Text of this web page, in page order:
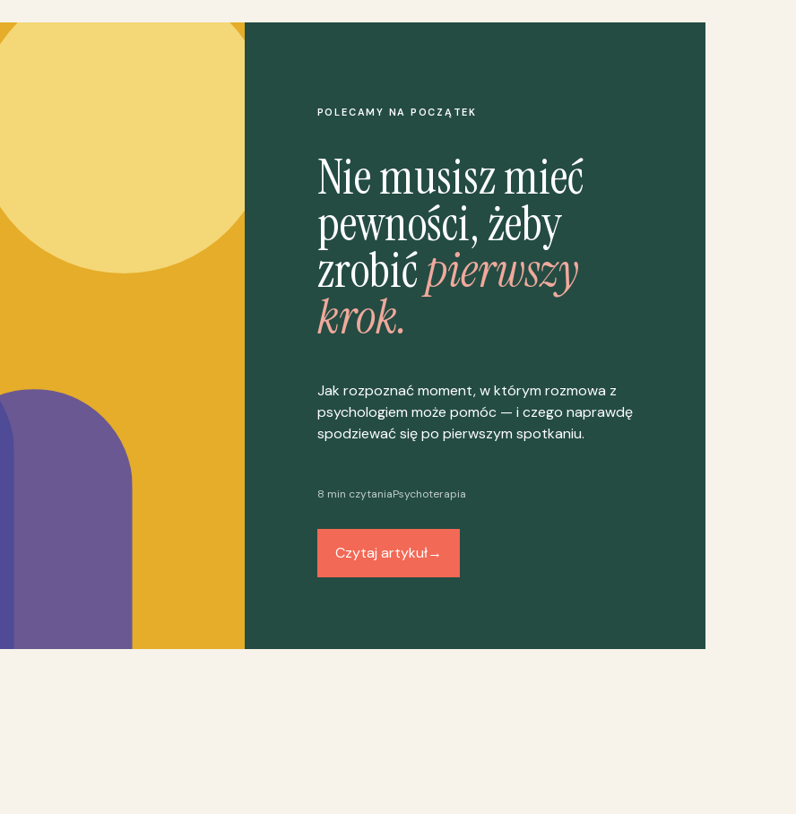
POLECAMY NA POCZĄTEK
Nie musisz mieć
pewności, żeby
zrobićpierwszy
krok.
Jak rozpoznać moment, w którym rozmowa z
psychologiem może pomóc — i czego naprawdę
spodziewać się po pierwszym spotkaniu.
8 min czytaniaPsychoterapia
Czytaj artykuł→